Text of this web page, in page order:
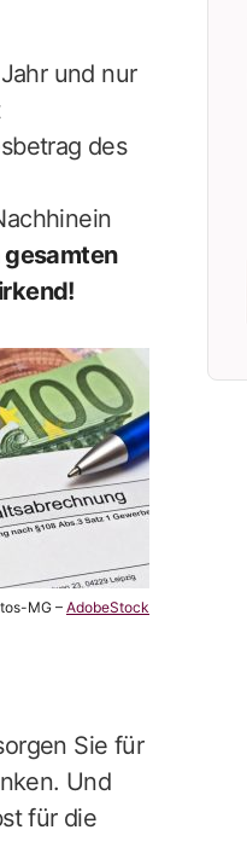
und nur
des
MG –AdobeStock
Sie für
Und
für die